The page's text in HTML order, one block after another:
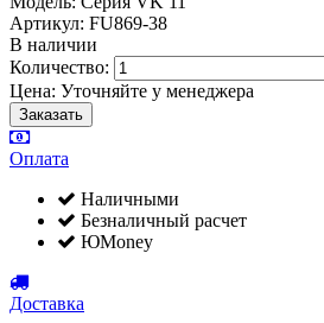
Артикул: FU869-38
В наличии
Количество:
Цена: Уточняйте у менеджера
Оплата
Наличными
Безналичный расчет
ЮMoney
Доставка